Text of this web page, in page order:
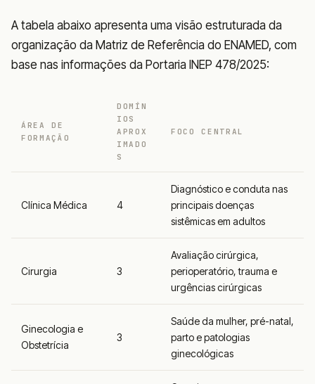
A tabela abaixo apresenta uma visão estruturada da
organização da Matriz de Referência do ENAMED, com
base nas informações da Portaria INEP 478/2025:
ÁREA DE
FORMAÇÃO
DOMÍN
IOS
APROX
IMADO
S
FOCO CENTRAL
Clínica Médica 4
Diagnóstico e conduta nas
principais doenças
sistêmicas em adultos
Cirurgia 3
Avaliação cirúrgica,
perioperatório, trauma e
urgências cirúrgicas
Ginecologia e
Obstetrícia
3
Saúde da mulher, pré-natal,
parto e patologias
ginecológicas